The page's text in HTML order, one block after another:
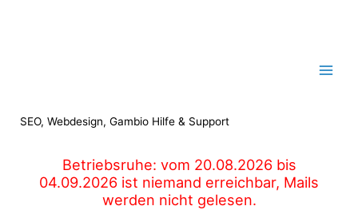
SEO, Webdesign, Gambio Hilfe & Support
Betriebsruhe: vom 20.08.2026 bis
04.09.2026 ist niemand erreichbar, Mails
werden nicht gelesen.